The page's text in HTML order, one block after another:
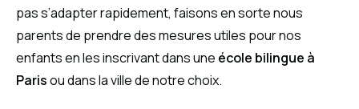
pas s’adapter rapidement, faisons en sorte nous
parents de prendre des mesures utiles pour nos
enfants en les inscrivant dans une école bilingue à
Parisou dans la ville de notre choix.